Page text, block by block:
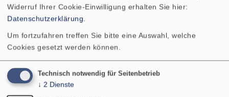
TECHNISCHE DATEN BESTÜCKUNGSLISTE
Nennbelastbarkeit
Widerruf Ihrer Cookie-Einwilligung erhalten Sie hier:
Datenschutzerklärung.
Um fortzufahren treffen Sie bitte eine Auswahl, welche
Cookies gesetzt werden können.
Technisch notwendig für Seitenbetrieb
↓ 2 Dienste